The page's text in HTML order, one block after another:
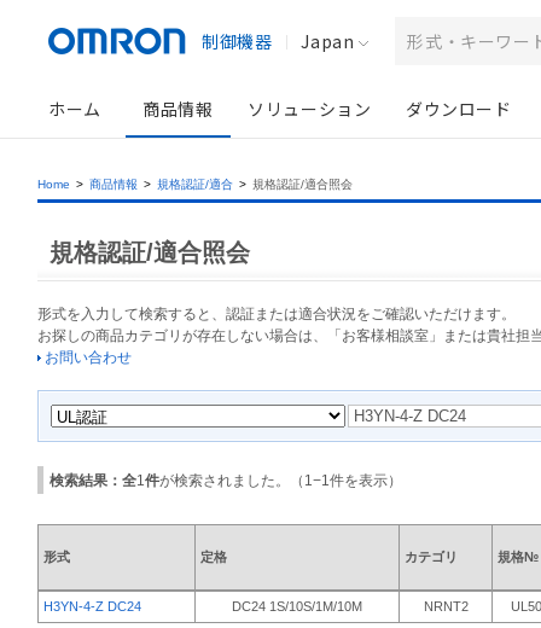
制御機器 Japan
ホーム 商品情報 ソリューション ダウンロード
Home > 商品情報 > 規格認証/適合 > 規格認証/適合照会
規格認証/適合照会
形式を入力して検索すると、認証または適合状況をご確認いただけます。
お探しの商品カテゴリが存在しない場合は、「お客様相談室」または貴社担
お問い合わせ
検索結果：全1 件が検索されました。（ 1 −1 件を表示）
形式 定格 カテゴリ 規格№
H3YN-4-Z DC24 DC24 1S/10S/1M/10M NRNT2